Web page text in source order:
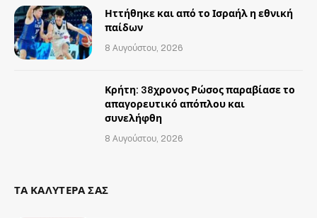
Ηττήθηκε και από το Ισραήλ η εθνική
παίδων
8 Αυγούστου, 2026
Κρήτη: 38χρονος Ρώσος παραβίασε το
απαγορευτικό απόπλου και
συνελήφθη
8 Αυγούστου, 2026
ΤΑ ΚΑΛΥΤΕΡΑ ΣΑΣ